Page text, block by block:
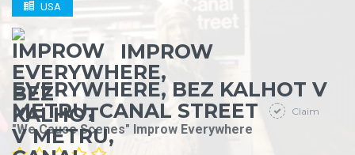
USA
IMPROW
EVERYWHERE, BEZ KALHOT V
METRU, CANAL STREET
Claim
"We Cause Scenes" Improw Everywhere